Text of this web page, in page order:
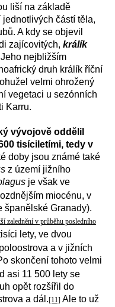
liší na základě
částí těla,
A kdy se objevil
zajícovitých, králík
nejbližším
druh králík říční
velmi ohrožený
vegetaci u sezónních
Karru.
vývojově oddělil
tisíciletími, tedy v
doby jsou známé také
z území jižního
je však ve
miocénu, v
španělské Granady).
zalednění v průběhu posledního
lety, ve dvou
a v jižních
skončení tohoto velmi
asi 11 500 lety se
opět rozšířil do
a dál.[11] Ale to už